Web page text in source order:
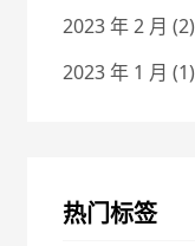
2023 年 2 月 (2)
2023 年 1 月 (1)
热门标签